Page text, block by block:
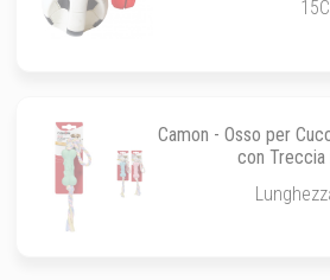
Camon - Osso per
con Treccia